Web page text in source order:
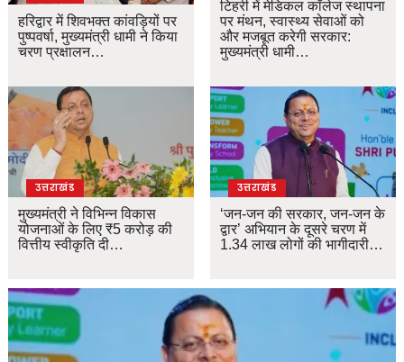
हरिद्वार में शिवभक्त कांवड़ियों पर
पुष्पवर्षा, मुख्यमंत्री धामी ने किया
चरण प्रक्षालन…
उत्तराखंड
मुख्यमंत्री ने विभिन्न विकास
योजनाओं के लिए ₹5 करोड़ की
वित्तीय स्वीकृति दी…
टिहरी में मेडिकल कॉलेज स्थापना
पर मंथन, स्वास्थ्य सेवाओं को
और मजबूत करेगी सरकार:
मुख्यमंत्री धामी…
उत्तराखंड
‘जन-जन की सरकार, जन-जन के
द्वार’ अभियान के दूसरे चरण में
1.34 लाख लोगों की भागीदारी…